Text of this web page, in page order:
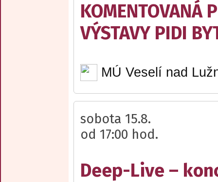
KOMENTOVANÁ
VÝSTAVY PIDI
MÚ Veselí nad
sobota 15.8.
od 17:00 hod.
Deep-Live –